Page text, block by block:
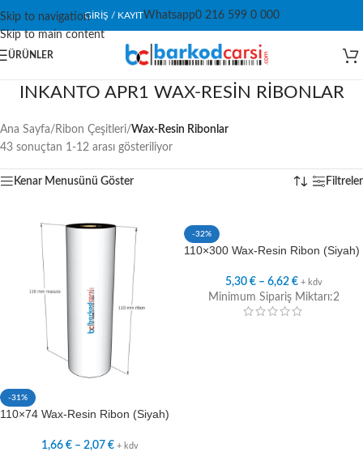
Skip to navigation
Skip to main content
GIRIŞ / KAYITWhatsapp0 216 599 0 000
ÜRÜNLER
INKANTO APR1 WAX-RESİN RİBONLAR
Ana Sayfa/ Ribon Çeşitleri/Wax-Resin Ribonlar
43 sonuçtan 1-12 arası gösteriliyor
Kenar Menusünü Göster Filtreler
-31%
110×74 Wax-Resin Ribon (Siyah)
1,66 € – 2,07 € + kdv
-32%
110×300 Wax-Resin Ribon (Siyah)
5,30 € – 6,62 € + kdv
Minimum Sipariş Miktarı:2